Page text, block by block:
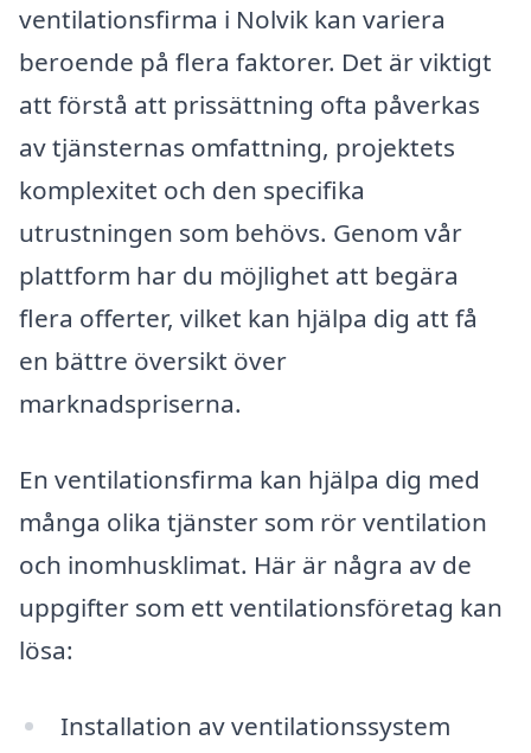
ventilationsfirma i Nolvik kan variera
beroende på flera faktorer. Det är viktigt
att förstå att prissättning ofta påverkas
av tjänsternas omfattning, projektets
komplexitet och den specifika
utrustningen som behövs. Genom vår
plattform har du möjlighet att begära
flera offerter, vilket kan hjälpa dig att få
en bättre översikt över
marknadspriserna.
En ventilationsfirma kan hjälpa dig med
många olika tjänster som rör ventilation
och inomhusklimat. Här är några av de
uppgifter som ett ventilationsföretag kan
lösa:
Installation av ventilationssystem